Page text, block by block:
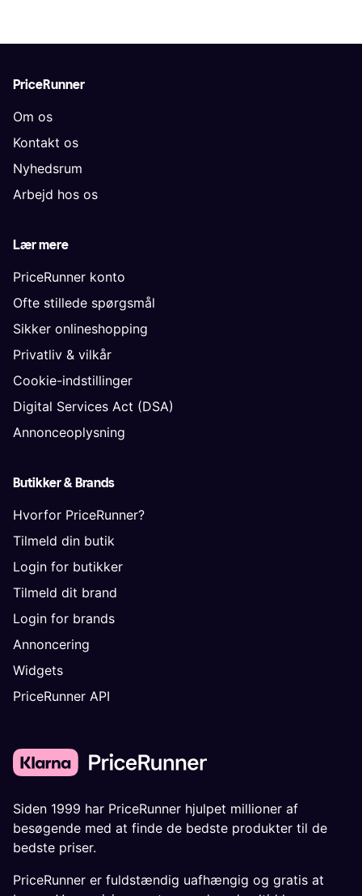
PriceRunner
Om os
Kontakt os
Nyhedsrum
Arbejd hos os
Lær mere
PriceRunner konto
Ofte stillede spørgsmål
Sikker onlineshopping
Privatliv & vilkår
Cookie-indstillinger
Digital Services Act (DSA)
Annonceoplysning
Butikker & Brands
Hvorfor PriceRunner?
Tilmeld din butik
Login for butikker
Tilmeld dit brand
Login for brands
Annoncering
Widgets
PriceRunner API
Siden 1999 har PriceRunner hjulpet millioner af
besøgende med at finde de bedste produkter til de
bedste priser.
PriceRunner er fuldstændig uafhængig og gratis at